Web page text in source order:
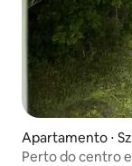
Apartamento ⋅
Perto do centro